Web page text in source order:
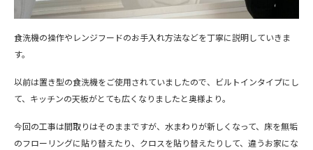
食洗機の操作やレンジフードのお手入れ方法などを丁寧に説明していきま
す。
以前は置き型の食洗機をご使用されていましたので、ビルトインタイプにし
て、キッチンの天板がとても広くなりましたと奥様より。
今回の工事は間取りはそのままですが、水まわりが新しくなって、床を無垢
のフローリングに貼り替えたり、クロスを貼り替えたりして、違うお家にな